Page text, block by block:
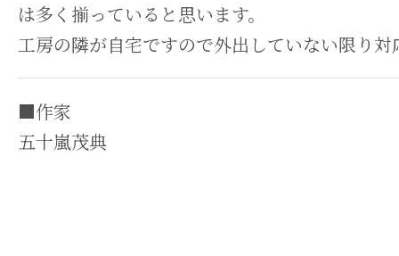
は多く揃っていると思います。
工房の隣が自宅ですので外出していない限り対
■作家
五十嵐茂典